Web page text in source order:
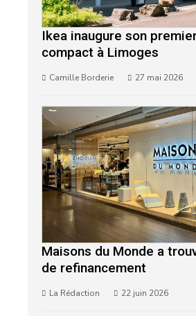
Ikea inaugure son
compact à Limoges
Camille Borderie 27 mai 2026
Maisons du Monde a
de refinancement
La Rédaction 22 juin 2026